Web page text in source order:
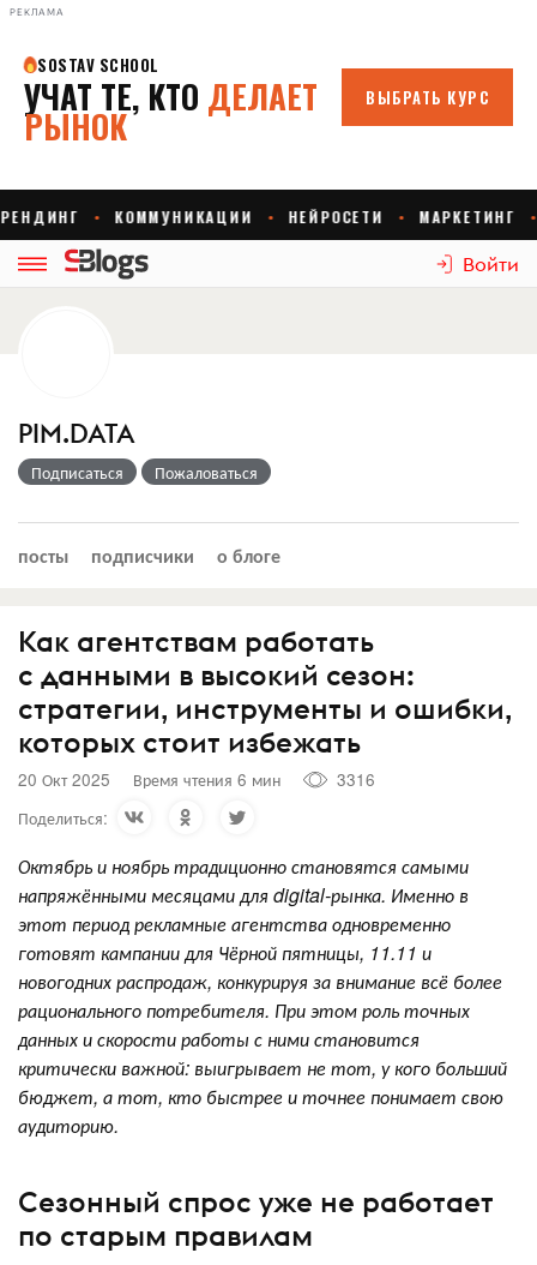
РЕКЛАМА
Войти
PIM.DATA
Подписаться Пожаловаться
посты подписчики о блоге
Как агентствам работать
с данными в высокий сезон:
стратегии, инструменты и ошибки,
которых стоит избежать
20 Окт 2025 Время чтения 6 мин
3316
Поделиться:
Октябрь и ноябрь традиционно становятся самыми
напряжёнными месяцами для digital-рынка. Именно в
этот период рекламные агентства одновременно
готовят кампании для Чёрной пятницы, 11.11 и
новогодних распродаж, конкурируя за внимание всё более
рационального потребителя. При этом роль точных
данных и скорости работы с ними становится
критически важной: выигрывает не тот, у кого больший
бюджет, а тот, кто быстрее и точнее понимает свою
аудиторию.
Сезонный спрос уже не работает
по старым правилам